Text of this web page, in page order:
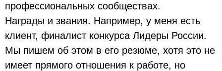
профессиональных сообществах.
Награды и звания. Например, у меня есть
клиент, финалист конкурса Лидеры России.
Мы пишем об этом в его резюме, хотя это не
имеет прямого отношения к работе, но